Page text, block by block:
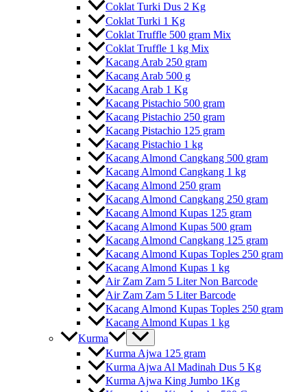
Coklat Turki Dus 2 Kg
Coklat Turki 1 Kg
Coklat Truffle 500 gram Mix
Coklat Truffle 1 kg Mix
Kacang Arab 250 gram
Kacang Arab 500 g
Kacang Arab 1 Kg
Kacang Pistachio 500 gram
Kacang Pistachio 250 gram
Kacang Pistachio 125 gram
Kacang Pistachio 1 kg
Kacang Almond Cangkang 500 gram
Kacang Almond Cangkang 1 kg
Kacang Almond 250 gram
Kacang Almond Cangkang 250 gram
Kacang Almond Kupas 125 gram
Kacang Almond Kupas 500 gram
Kacang Almond Cangkang 125 gram
Kacang Almond Kupas Toples 250 gram
Kacang Almond Kupas 1 kg
Air Zam Zam 5 Liter Non Barcode
Air Zam Zam 5 Liter Barcode
Kacang Almond Kupas Toples 250 gram
Kacang Almond Kupas 1 kg
Kurma
Kurma Ajwa 125 gram
Kurma Ajwa Al Madinah Dus 5 Kg
Kurma Ajwa King Jumbo 1Kg